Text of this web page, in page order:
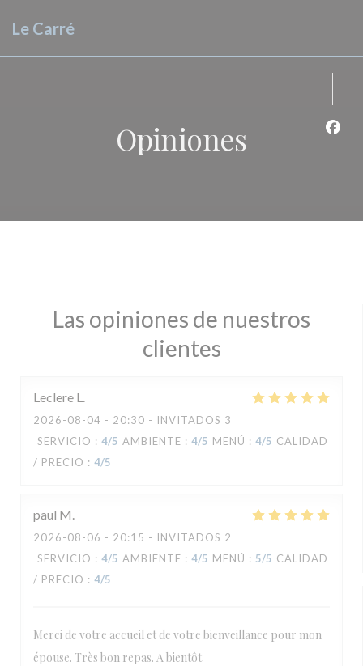
Le Carré
Opiniones
Las opiniones de nuestros
clientes
Leclere L
2026-08-04 - 20:30 - INVITADOS 3
SERVICIO : 4/5 AMBIENTE : 4/5 MENÚ : 4/5 CALIDAD
/ PRECIO : 4/5
paul M
2026-08-06 - 20:15 - INVITADOS 2
SERVICIO : 4/5 AMBIENTE : 4/5 MENÚ : 5/5 CALIDAD
/ PRECIO : 4/5
Merci de votre accueil et de votre bienveillance pour mon
épouse. Très bon repas. A bientôt